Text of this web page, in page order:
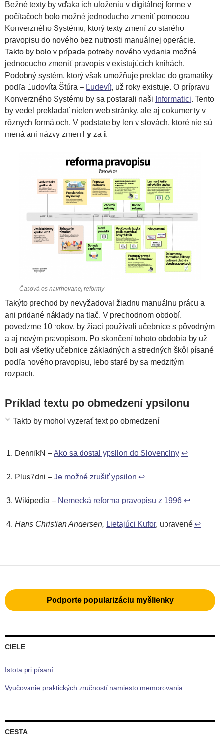
Bežné texty by vďaka ich uloženiu v digitálnej forme v
počítačoch bolo možné jednoducho zmeniť pomocou
Konverzného Systému, ktorý texty zmení zo starého
pravopisu do nového bez nutnosti manuálnej operácie.
Takto by bolo v prípade potreby nového vydania možné
jednoducho zmeniť pravopis v existujúcich knihách.
Podobný systém, ktorý však umožňuje preklad do gramatiky
podľa Ľudovíta Štúra – Ľudevít, už roky existuje. O prípravu
Konverzného Systému by sa postarali naši Informatici. Tento
by vedel prekladať nielen web stránky, ale aj dokumenty v
rôznych formátoch. V podstate by len v slovách, ktoré nie sú
mená ani názvy zmenil y za i.
Časová os navrhovanej reformy
Takýto prechod by nevyžadoval žiadnu manuálnu prácu a
ani pridané náklady na tlač. V prechodnom období,
povedzme 10 rokov, by žiaci používali učebnice s pôvodným
a aj novým pravopisom. Po skončení tohoto obdobia by už
boli asi všetky učebnice základných a stredných škôl písané
podľa nového pravopisu, lebo staré by sa medzitým
rozpadli.
Príklad textu po obmedzení ypsilonu
Takto by mohol vyzerať text po obmedzení
DenníkN –Ako sa dostal ypsilon do Slovenciny ↩
Plus7dni – Je možné zrušiť ypsilon ↩
Wikipedia – Nemecká reforma pravopisu z 1996 ↩
Hans Christian Andersen, Lietajúci Kufor, upravené ↩
Podporte popularizáciu myšlienky
CIELE
Istota pri písaní
Vyučovanie praktických zručností namiesto memorovania
CESTA